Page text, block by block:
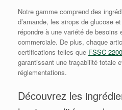
Notre gamme comprend des
d’amande, les sirops de glucose
répondre à une variété de besoins
commerciale. De plus, chaque
certifications telles que FSSC
garantissant une traçabilité totale
réglementations.
Découvrez les